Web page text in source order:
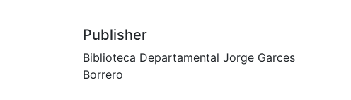
Publisher
Biblioteca Departamental Jorge Garces
Borrero